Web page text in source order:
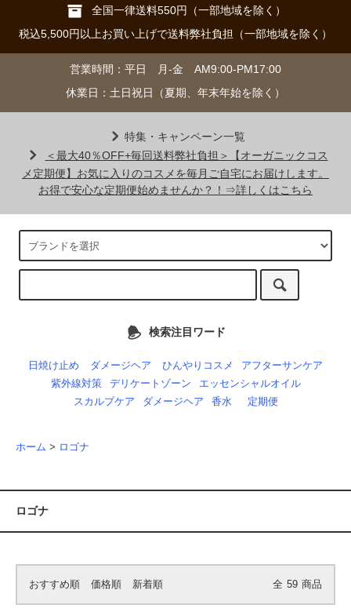
全国一律送料550円（一部地域を除く）
税込5,500円以上お買い上げで送料弊社負担（一部地域を除く）
営業時間：平日 月-金 AM9:00-PM17:00
休業日：土日祝日（夏期、年末年始を除く）
特集・キャンペーン一覧
＜最大40％OFF+毎回送料弊社負担＞【オーガニックコス
メ定期便】お気に入りのコスメを毎月ご自宅にお届けします。
お得で安心な定期便始めませんか？！⇒詳しくはこちら
検索注目ワード
日焼け止め ダメージヘア ひんやりコスメ
アフターサンケア
紫外線対策
デリケートゾーン
エッセンシャルオイル
スカルプケア
ダメージヘア 香水 定期便
ホーム > ロゴナ
ロゴナ
おすすめ順 価格順 新着順 全 59 商品